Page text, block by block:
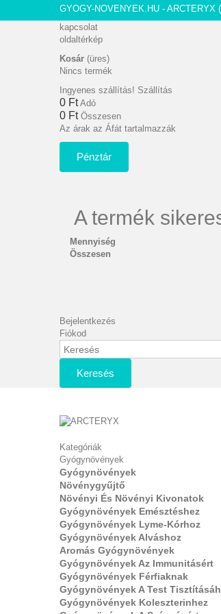
GYOGY-NOVENYEK.HU - ARCTERYX
kapcsolat
oldaltérkép
Kosár (üres)
Nincs termék
Ingyenes szállítás! Szállítás
0 Ft‎ Adó
0 Ft‎ Összesen
Az árak az Áfát tartalmazzák
Pénztár
A termék
Mennyiség
Összesen
Bejelentkezés
Fiókod
Keresés
Kategóriák
Gyógynövények
Gyógynövények
Növénygyűjtő
Növényi És Növényi Kivonatok
Gyógynövények Emésztéshez
Gyógynövények Lyme-Kórhoz
Gyógynövények Alváshoz
Aromás Gyógynövények
Gyógynövények Az Immunitásért
Gyógynövények Férfiaknak
Gyógynövények A Test
Gyógynövények Koleszterinhez